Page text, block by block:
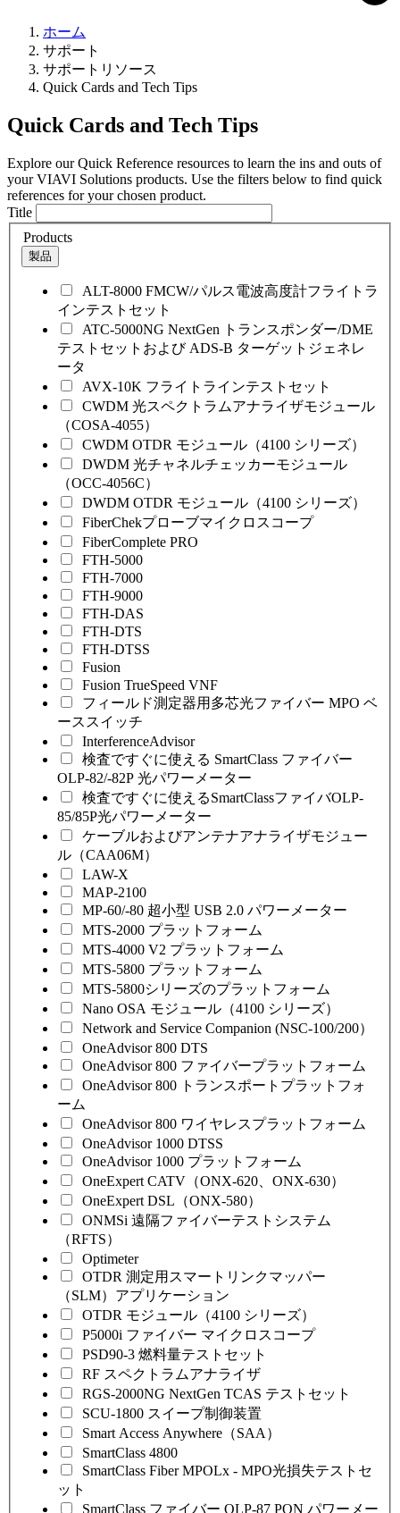
ホーム
サポート
サポートリソース
Quick Cards and Tech Tips
Quick Cards and Tech Tips
Explore our Quick Reference resources to learn the ins and outs of
your VIAVI Solutions products. Use the filters below to find quick
references for your chosen product.
Title
Products
製品
ALT-8000 FMCW/パルス電波高度計フライトラ
インテストセット
ATC-5000NG NextGen トランスポンダー/DME
テストセットおよび ADS-B ターゲットジェネレ
ータ
AVX-10K フライトラインテストセット
CWDM 光スペクトラムアナライザモジュール
（COSA-4055）
CWDM OTDR モジュール（4100 シリーズ）
DWDM 光チャネルチェッカーモジュール
（OCC-4056C）
DWDM OTDR モジュール（4100 シリーズ）
FiberChekプローブマイクロスコープ
FiberComplete PRO
FTH-5000
FTH-7000
FTH-9000
FTH-DAS
FTH-DTS
FTH-DTSS
Fusion
Fusion TrueSpeed VNF
フィールド測定器用多芯光ファイバー MPO ベ
ーススイッチ
InterferenceAdvisor
検査ですぐに使える SmartClass ファイバー
OLP-82/-82P 光パワーメーター
検査ですぐに使えるSmartClassファイバOLP-
85/85P光パワーメーター
ケーブルおよびアンテナアナライザモジュー
ル（CAA06M）
LAW-X
MAP-2100
MP-60/-80 超小型 USB 2.0 パワーメーター
MTS-2000 プラットフォーム
MTS-4000 V2 プラットフォーム
MTS-5800 プラットフォーム
MTS-5800シリーズのプラットフォーム
Nano OSA モジュール（4100 シリーズ）
Network and Service Companion (NSC-100/200）
OneAdvisor 800 DTS
OneAdvisor 800 ファイバープラットフォーム
OneAdvisor 800 トランスポートプラットフォ
ーム
OneAdvisor 800 ワイヤレスプラットフォーム
OneAdvisor 1000 DTSS
OneAdvisor 1000 プラットフォーム
OneExpert CATV（ONX-620、ONX-630）
OneExpert DSL（ONX-580）
ONMSi 遠隔ファイバーテストシステム
（RFTS）
Optimeter
OTDR 測定用スマートリンクマッパー
（SLM）アプリケーション
OTDR モジュール（4100 シリーズ）
P5000i ファイバー マイクロスコープ
PSD90-3 燃料量テストセット
RF スペクトラムアナライザ
RGS-2000NG NextGen TCAS テストセット
SCU-1800 スイープ制御装置
Smart Access Anywhere（SAA）
SmartClass 4800
SmartClass Fiber MPOLx - MPO光損失テストセ
ット
SmartClass ファイバー OLP-87 PON パワーメー